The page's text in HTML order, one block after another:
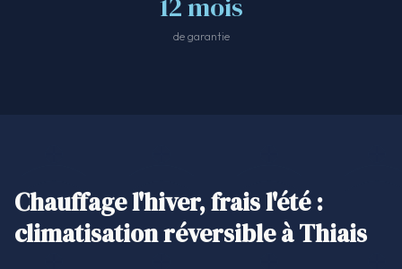
12 mois
de garantie
Chauffage l'hiver, frais l'été :
climatisation réversible à Thiais